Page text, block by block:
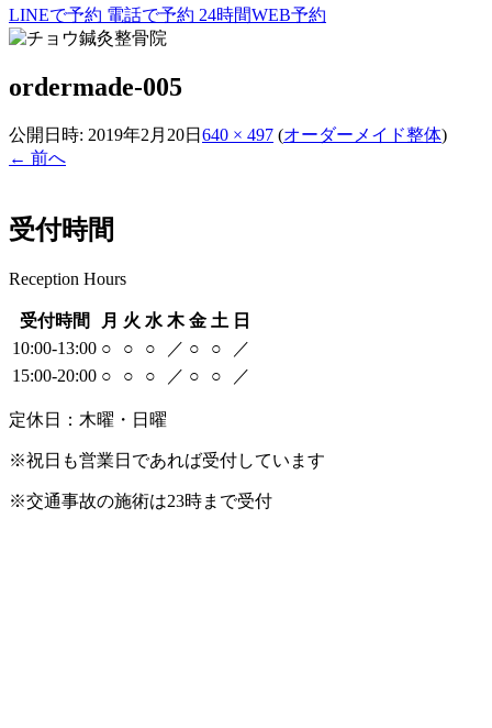
LINEで予約 電話で予約 24時間WEB予約
ordermade-005
公開日時: 2019年2月20日 640 × 497 (オーダーメイド整体)
← 前へ
受付時間
Reception Hours
受付時間 月 火 水 木 金 土 日
10:00-13:00 ○ ○ ○ ／ ○ ○
／
15:00-20:00 ○ ○ ○ ／ ○ ○ ／
定休日：木曜・日曜
※祝日も営業日であれば受付しています
※交通事故の施術は23時まで受付